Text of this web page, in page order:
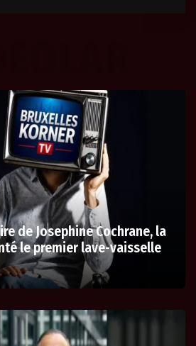
de Josephine Cochrane, la
le premier lave-vaisselle